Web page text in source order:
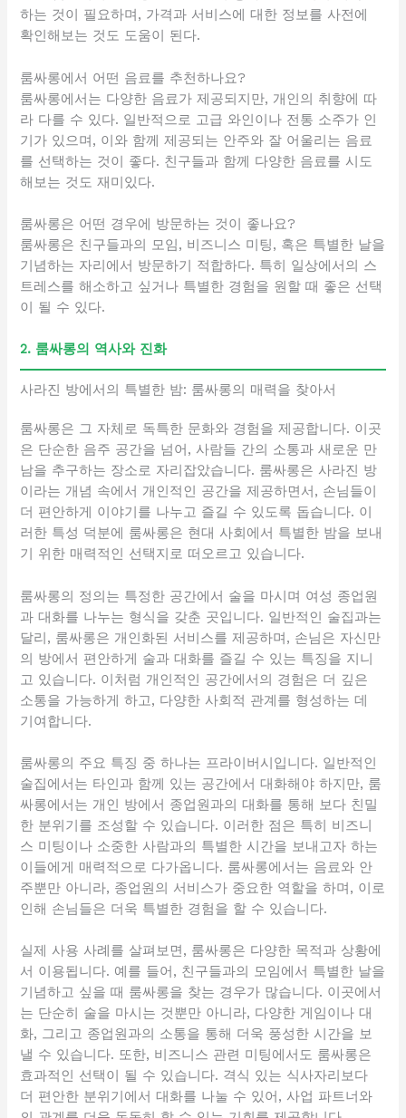
하는 것이 필요하며, 가격과 서비스에 대한 정보를 사전에
확인해보는 것도 도움이 된다.
룸싸롱에서 어떤 음료를 추천하나요?
룸싸롱에서는 다양한 음료가 제공되지만, 개인의 취향에 따
라 다를 수 있다. 일반적으로 고급 와인이나 전통 소주가 인
기가 있으며, 이와 함께 제공되는 안주와 잘 어울리는 음료
를 선택하는 것이 좋다. 친구들과 함께 다양한 음료를 시도
해보는 것도 재미있다.
룸싸롱은 어떤 경우에 방문하는 것이 좋나요?
룸싸롱은 친구들과의 모임, 비즈니스 미팅, 혹은 특별한 날을
기념하는 자리에서 방문하기 적합하다. 특히 일상에서의 스
트레스를 해소하고 싶거나 특별한 경험을 원할 때 좋은 선택
이 될 수 있다.
2. 룸싸롱의 역사와 진화
사라진 방에서의 특별한 밤: 룸싸롱의 매력을 찾아서
룸싸롱은 그 자체로 독특한 문화와 경험을 제공합니다. 이곳
은 단순한 음주 공간을 넘어, 사람들 간의 소통과 새로운 만
남을 추구하는 장소로 자리잡았습니다. 룸싸롱은 사라진 방
이라는 개념 속에서 개인적인 공간을 제공하면서, 손님들이
더 편안하게 이야기를 나누고 즐길 수 있도록 돕습니다. 이
러한 특성 덕분에 룸싸롱은 현대 사회에서 특별한 밤을 보내
기 위한 매력적인 선택지로 떠오르고 있습니다.
룸싸롱의 정의는 특정한 공간에서 술을 마시며 여성 종업원
과 대화를 나누는 형식을 갖춘 곳입니다. 일반적인 술집과는
달리, 룸싸롱은 개인화된 서비스를 제공하며, 손님은 자신만
의 방에서 편안하게 술과 대화를 즐길 수 있는 특징을 지니
고 있습니다. 이처럼 개인적인 공간에서의 경험은 더 깊은
소통을 가능하게 하고, 다양한 사회적 관계를 형성하는 데
기여합니다.
룸싸롱의 주요 특징 중 하나는 프라이버시입니다. 일반적인
술집에서는 타인과 함께 있는 공간에서 대화해야 하지만, 룸
싸롱에서는 개인 방에서 종업원과의 대화를 통해 보다 친밀
한 분위기를 조성할 수 있습니다. 이러한 점은 특히 비즈니
스 미팅이나 소중한 사람과의 특별한 시간을 보내고자 하는
이들에게 매력적으로 다가옵니다. 룸싸롱에서는 음료와 안
주뿐만 아니라, 종업원의 서비스가 중요한 역할을 하며, 이로
인해 손님들은 더욱 특별한 경험을 할 수 있습니다.
실제 사용 사례를 살펴보면, 룸싸롱은 다양한 목적과 상황에
서 이용됩니다. 예를 들어, 친구들과의 모임에서 특별한 날을
기념하고 싶을 때 룸싸롱을 찾는 경우가 많습니다. 이곳에서
는 단순히 술을 마시는 것뿐만 아니라, 다양한 게임이나 대
화, 그리고 종업원과의 소통을 통해 더욱 풍성한 시간을 보
낼 수 있습니다. 또한, 비즈니스 관련 미팅에서도 룸싸롱은
효과적인 선택이 될 수 있습니다. 격식 있는 식사자리보다
더 편안한 분위기에서 대화를 나눌 수 있어, 사업 파트너와